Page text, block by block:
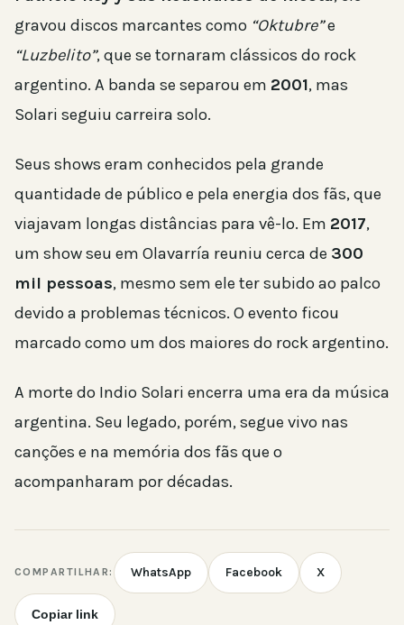
gravou discos marcantes como “Oktubre”e
“Luzbelito”, que se tornaram clássicos do rock
argentino. A banda se separou em 2001, mas
Solari seguiu carreira solo.
Seus shows eram conhecidos pela grande
quantidade de público e pela energia dos fãs, que
viajavam longas distâncias para vê-lo. Em 2017,
um show seu em Olavarría reuniu cerca de 300
mil pessoas, mesmo sem ele ter subido ao palco
devido a problemas técnicos. O evento ficou
marcado como um dos maiores do rock argentino.
A morte do Indio Solari encerra uma era da música
argentina. Seu legado, porém, segue vivo nas
canções e na memória dos fãs que o
acompanharam por décadas.
COMPARTILHAR: WhatsApp Facebook X
Copiar link